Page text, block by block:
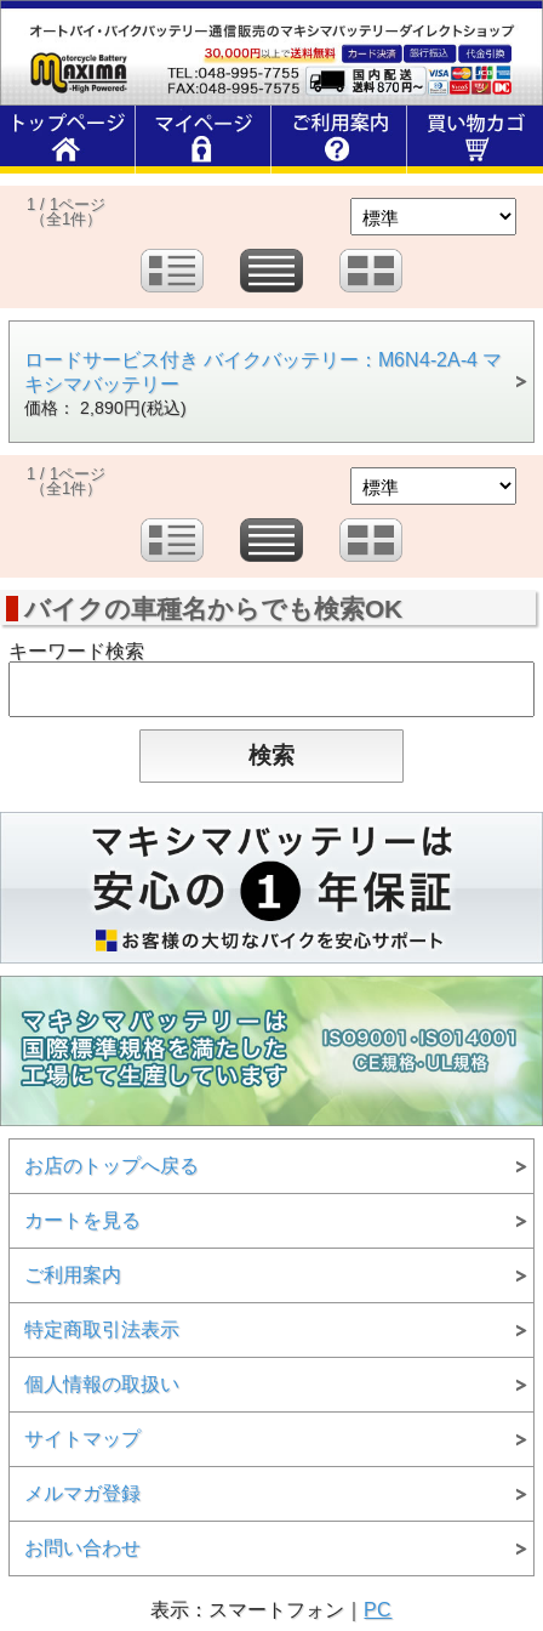
1 / 1ページ
（全1件）
ロードサービス付き バイクバッテリー：M6N4-2A-4 マ
キシマバッテリー
価格： 2,890円(税込)
1 / 1ページ
（全1件）
バイクの車種名からでも検索OK
キーワード検索
お店のトップへ戻る
カートを見る
ご利用案内
特定商取引法表示
個人情報の取扱い
サイトマップ
メルマガ登録
お問い合わせ
表示：スマートフォン｜ PC